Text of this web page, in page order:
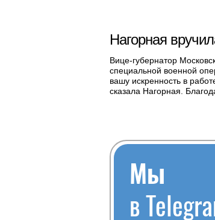
Нагорная
Вице-губернатор
специальной военной
вашу искренность в
сказала Нагорная.
Мы
в